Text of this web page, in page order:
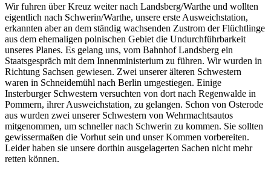
Wir fuhren über Kreuz weiter nach Landsberg/Warthe und wollten
eigentlich nach Schwerin/Warthe, unsere erste Ausweichstation,
erkannten aber an dem ständig wachsenden Zustrom der Flüchtlinge
aus dem ehemaligen polnischen Gebiet die Undurchführbarkeit
unseres Planes. Es gelang uns, vom Bahnhof Landsberg ein
Staatsgespräch mit dem Innenministerium zu führen. Wir wurden in
Richtung Sachsen gewiesen. Zwei unserer älteren Schwestern
waren in Schneidemühl nach Berlin umgestiegen. Einige
Insterburger Schwestern versuchten von dort nach Regenwalde in
Pommern, ihrer Ausweichstation, zu gelangen. Schon von Osterode
aus wurden zwei unserer Schwestern von Wehrmachtsautos
mitgenommen, um schneller nach Schwerin zu kommen. Sie sollten
gewissermaßen die Vorhut sein und unser Kommen vorbereiten.
Leider haben sie unsere dorthin ausgelagerten Sachen nicht mehr
retten können.